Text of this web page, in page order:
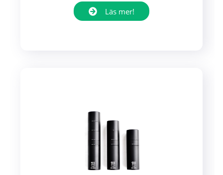
Läs mer!